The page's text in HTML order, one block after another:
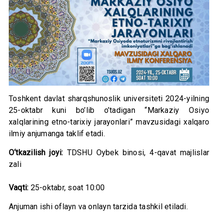
Toshkent davlat sharqshunoslik universiteti 2024-yilning
25-oktabr kuni bo’lib o’tadigan “Markaziy Osiyo
xalqlarining etno-tarixiy jarayonlari” mavzusidagi xalqaro
ilmiy аnjumanga taklif etadi.
O‘tkazilish joyi: TDSHU Oybek binosi, 4-qavat majlislar
zali
Vaqti: 25-oktabr, soat 10:00
Anjuman ishi oflayn va onlayn tarzida tashkil etiladi.